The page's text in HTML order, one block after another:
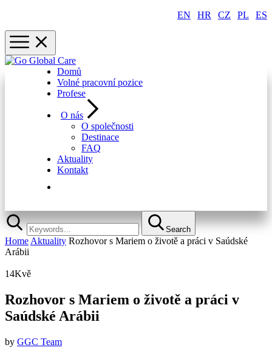
EN HR CZ PL ES
Domů
Volné pracovní pozice
Profese
O nás
O společnosti
Destinace
FAQ
Aktuality
Kontakt
Search
Home Aktuality Rozhovor s Mariem o životě a práci v Saúdské
Arábii
14Kvě
Rozhovor s Mariem o životě a práci v
Saúdské Arábii
by GGC Team